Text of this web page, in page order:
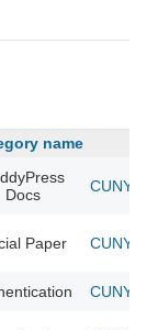
name
Docs
CUNY
Paper CUNY
CUNY